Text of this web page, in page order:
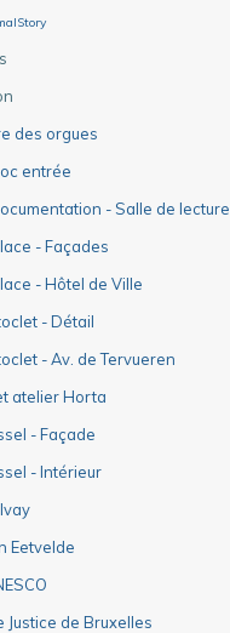
des orgues
entrée
- Salle de lecture
- Façades
- Hôtel de Ville
- Détail
- Av. de Tervueren
atelier Horta
- Façade
- Intérieur
Eetvelde
Justice de Bruxelles